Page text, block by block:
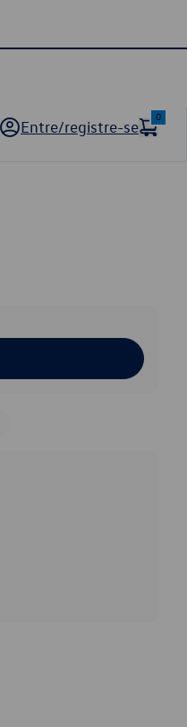
Entre/registre-se
0